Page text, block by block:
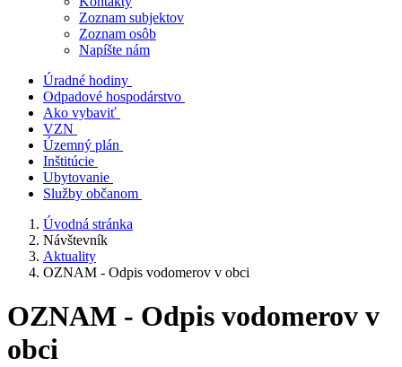
Zoznam subjektov
Zoznam osôb
Napíšte nám
Úradné hodiny
Odpadové hospodárstvo
Ako vybaviť
VZN
Územný plán
Inštitúcie
Ubytovanie
Služby občanom
Úvodná stránka
Návštevník
Aktuality
OZNAM - Odpis vodomerov v obci
OZNAM - Odpis vodomerov v
obci